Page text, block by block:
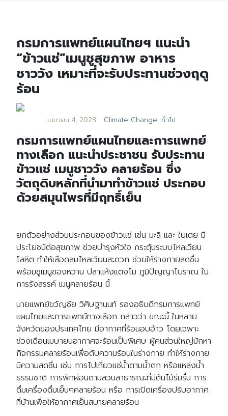
กรมการแพทย์แผนไทยฯ แนะนำ
“ข้าวแช่”เมนูชูสุขภาพ อาหาร
ชาววัง เหมาะที่จะรับประทานช่วงฤดู
ร้อน
เมษายน 4, 2023 Climate Change, ทั่วไป
กรมการแพทย์แผนไทยและการแพทย์
ทางเลือก แนะนำประชาชน รับประทาน
ข้าวแช่ เมนูชาววัง คลายร้อน ซึ่ง
วัตถุดิบหลักที่นำมาทำข้าวแช่ ประกอบ
ด้วยสมุนไพรที่มีฤทธิ์เย็น
ยกตัวอย่างส่วนประกอบของข้าวแช่ เช่น มะลิ และ ใบเตย มี
ประโยชน์ต่อสุขภาพ ช่วยบำรุงหัวใจ กระตุ้นระบบไหลเวียน
โลหิต ทำให้เลือดลมไหลเวียนสะดวก ช่วยให้ร่างกายสดชื่น
พร้อมชูเมนูของหวาน ปลาแห้งแตงโม ภูมิปัญญาโบราณ ใน
การรังสรรค์ เมนูคลายร้อน นี้
นายแพทย์ขวัญชัย วิศิษฐานนท์ รองอธิบดีกรมการแพทย์
แผนไทยและการแพทย์ทางเลือก กล่าวว่า ขณะนี้ ในหลาย
จังหวัดของประเทศไทย มีอากาศที่ร้อนอบอ้าว โดยเฉพาะ
ช่วงเดือนเมษายนอากาศจะร้อนเป็นพิเศษ ผู้คนส่วนใหญ่มักหา
กิจกรรมคลายร้อนเพื่อดับความร้อนในร่างกาย ทำให้ร่างกาย
มีความสดชื่น เช่น การไปเที่ยวแช่น้ำตามน้ำตก หรือแหล่งน้ำ
ธรรมชาติ การพักผ่อนตามสวนสาธารณะที่มีต้นไม้ร่มรื่น การ
ดื่มเครื่องดื่มเย็นๆคลายร้อน หรือ การเปิดเครื่องปรับอากาศ
ที่บ้านเพื่อให้อากาศเย็นสบายคลายร้อน